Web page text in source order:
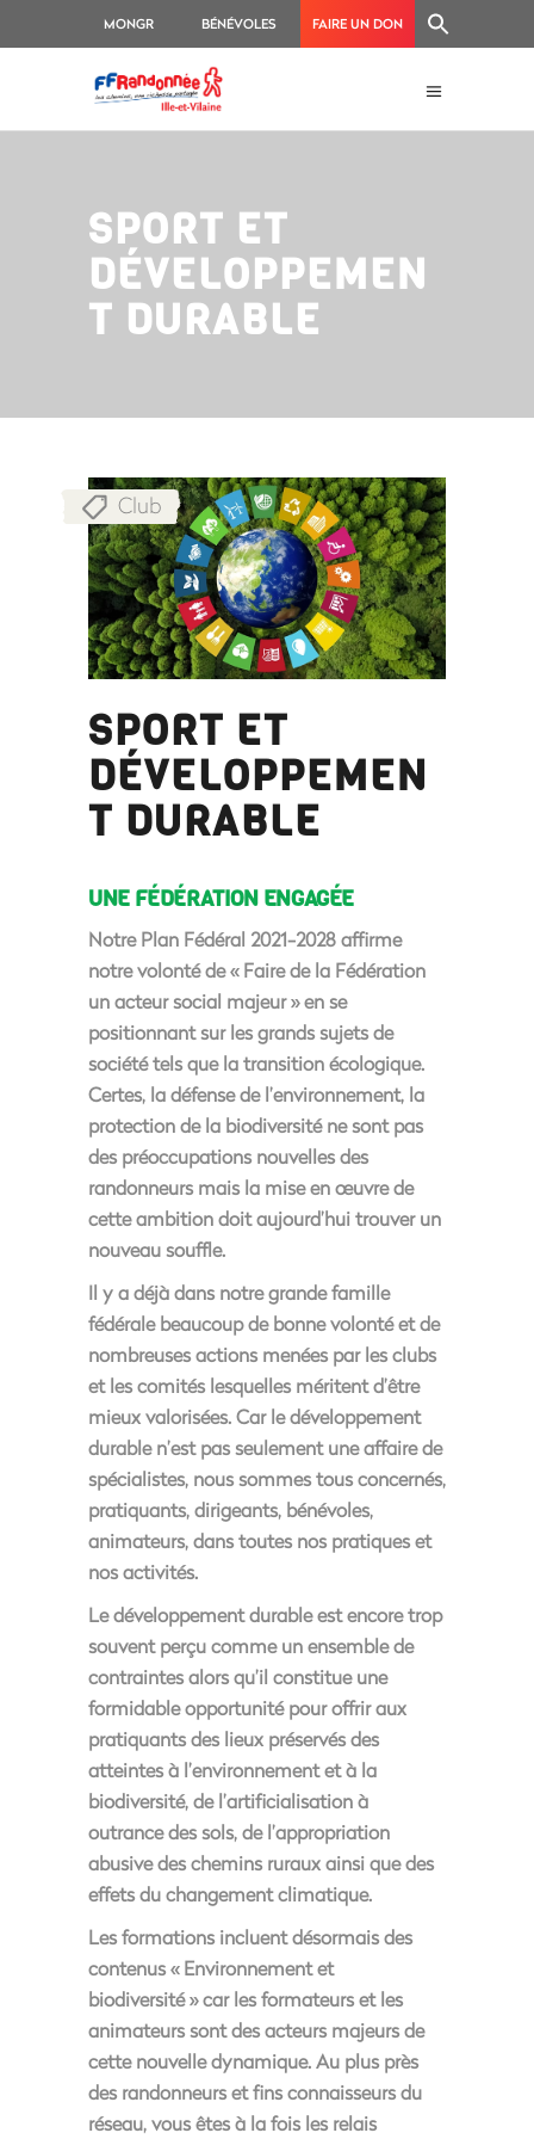
MONGR BÉNÉVOLES FAIRE UN DON
SPORT ET
DÉVELOPPEMEN
T DURABLE
Club
SPORT ET
DÉVELOPPEMEN
T DURABLE
UNE FÉDÉRATION ENGAGÉE
Notre Plan Fédéral 2021-2028 affirme
notre volonté de « Faire de la Fédération
un acteur social majeur » en se
positionnant sur les grands sujets de
société tels quela transition écologique.
Certes, la défense de l’environnement, la
protection de la biodiversiténe sont pas
des préoccupations nouvelles des
randonneurs mais la mise en œuvre de
cette ambition doit aujourd’hui trouver un
nouveau souffle.
Il y a déjà dans notre grande famille
fédérale beaucoup de bonne volonté et de
nombreuses actions menées par les clubs
et les comités lesquelles méritent d’être
mieux valorisées. Carle développement
durable n’est pas seulement une affaire de
spécialistes, nous sommes tous concernés,
pratiquants, dirigeants, bénévoles,
animateurs, dans toutes nos pratiques et
nos activités.
Le développement durable est encore trop
souvent perçu comme un ensemble de
contraintes alors qu’il constitue une
formidableopportunitépour offrir aux
pratiquants des lieux préservés des
atteintes à l’environnement et à la
biodiversité, de l’artificialisation à
outrance des sols, de l’appropriation
abusive des chemins ruraux ainsi que des
effets du changement climatique.
Les formations incluent désormais des
contenus « Environnement et
biodiversité » car les formateurs et les
animateurs sont des acteurs majeurs de
cette nouvelle dynamique. Au plus près
des randonneurs et fins connaisseurs du
réseau, vous êtes à la fois les relais